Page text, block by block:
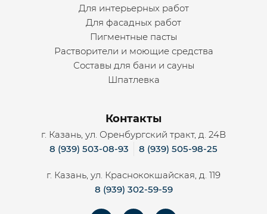
Для интерьерных работ
Для фасадных работ
Пигментные пасты
Растворители и моющие средства
Составы для бани и сауны
Шпатлевка
Контакты
г. Казань, ул. Оренбургский тракт, д. 24В
8 (939) 503-08-93
8 (939) 505-98-25
г. Казань, ул. Краснококшайская, д. 119
8 (939) 302-59-59